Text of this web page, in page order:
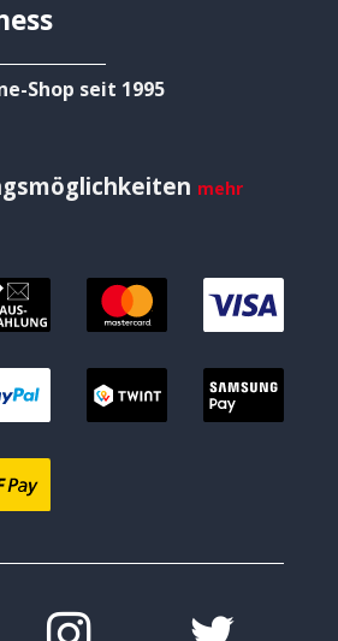
Shop seit 1995
mehr